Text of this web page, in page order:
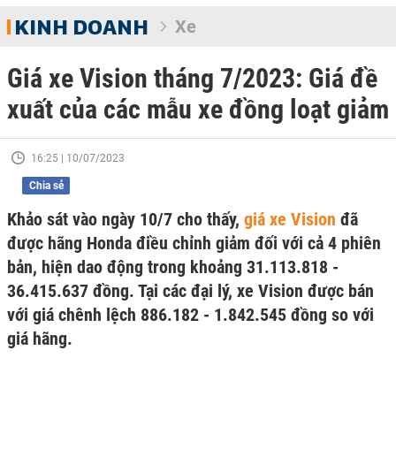
KINH DOANH Xe
Giá xe Vision tháng 7/2023: Giá đề
xuất của các mẫu xe đồng loạt giảm
16:25 | 10/07/2023
Chia sẻ
Khảo sát vào ngày 10/7 cho thấy, giá xe Vision đã
được hãng Honda điều chỉnh giảm đối với cả 4 phiên
bản, hiện dao động trong khoảng 31.113.818 -
36.415.637 đồng. Tại các đại lý, xe Vision được bán
với giá chênh lệch 886.182 - 1.842.545 đồng so với
giá hãng.